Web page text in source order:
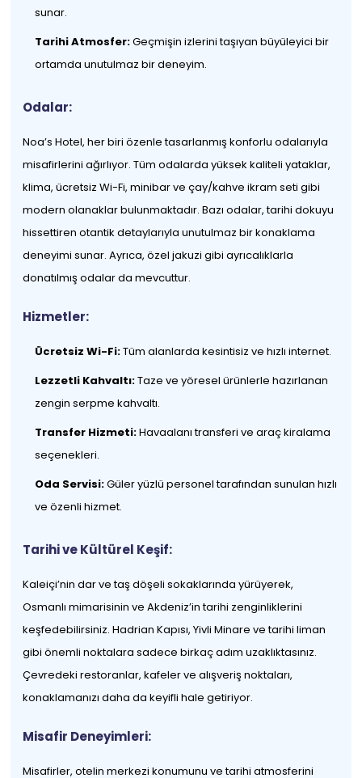
sunar.
Tarihi Atmosfer:Geçmişin izlerini taşıyan büyüleyici bir
ortamda unutulmaz bir deneyim.
Odalar:
Noa’s Hotel, her biri özenle tasarlanmış konforlu odalarıyla
misafirlerini ağırlıyor. Tüm odalarda yüksek kaliteli yataklar,
klima, ücretsiz Wi-Fi, minibar ve çay/kahve ikram seti gibi
modern olanaklar bulunmaktadır. Bazı odalar, tarihi dokuyu
hissettiren otantik detaylarıyla unutulmaz bir konaklama
deneyimi sunar. Ayrıca, özel jakuzi gibi ayrıcalıklarla
donatılmış odalar da mevcuttur.
Hizmetler:
Ücretsiz Wi-Fi:Tüm alanlarda kesintisiz ve hızlı internet.
Lezzetli Kahvaltı:Taze ve yöresel ürünlerle hazırlanan
zengin serpme kahvaltı.
Transfer Hizmeti:Havaalanı transferi ve araç kiralama
seçenekleri.
Oda Servisi:Güler yüzlü personel tarafından sunulan hızlı
ve özenli hizmet.
Tarihi ve Kültürel Keşif:
Kaleiçi’nin dar ve taş döşeli sokaklarında yürüyerek,
Osmanlı mimarisinin ve Akdeniz’in tarihi zenginliklerini
keşfedebilirsiniz. Hadrian Kapısı, Yivli Minare ve tarihi liman
gibi önemli noktalara sadece birkaç adım uzaklıktasınız.
Çevredeki restoranlar, kafeler ve alışveriş noktaları,
konaklamanızı daha da keyifli hale getiriyor.
Misafir Deneyimleri:
Misafirler, otelin merkezi konumunu ve tarihi atmosferini